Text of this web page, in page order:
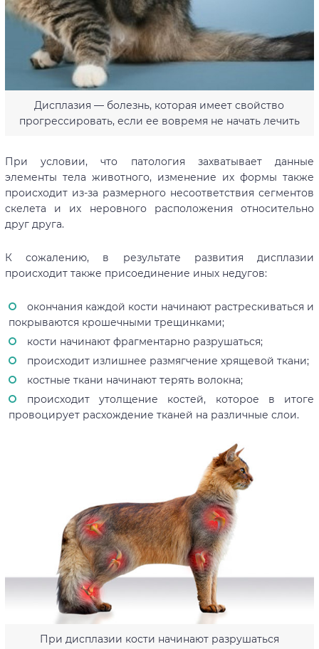
Дисплазия — болезнь, которая имеет свойство
прогрессировать, если ее вовремя не начать лечить
При условии, что патология захватывает данные
элементы тела животного, изменение их формы также
происходит из-за размерного несоответствия сегментов
скелета и их неровного расположения относительно
друг друга.
К сожалению, в результате развития дисплазии
происходит также присоединение иных недугов:
окончания каждой кости начинают растрескиваться и
покрываются крошечными трещинками;
кости начинают фрагментарно разрушаться;
происходит излишнее размягчение хрящевой ткани;
костные ткани начинают терять волокна;
происходит утолщение костей, которое в итоге
провоцирует расхождение тканей на различные слои.
При дисплазии кости начинают разрушаться